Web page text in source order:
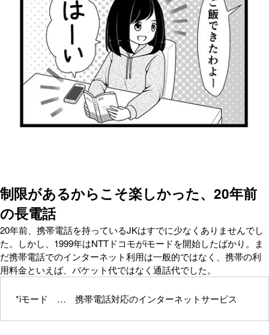
制限があるからこそ楽しかった、20年前
の長電話
20年前、携帯電話を持っているJKはすでに少なくありませんでし
た。しかし、1999年はNTTドコモがiモードを開始したばかり。ま
だ携帯電話でのインターネット利用は一般的ではなく、携帯の利
用料金といえば、パケット代ではなく通話代でした。
*iモード … 携帯電話対応のインターネットサービス